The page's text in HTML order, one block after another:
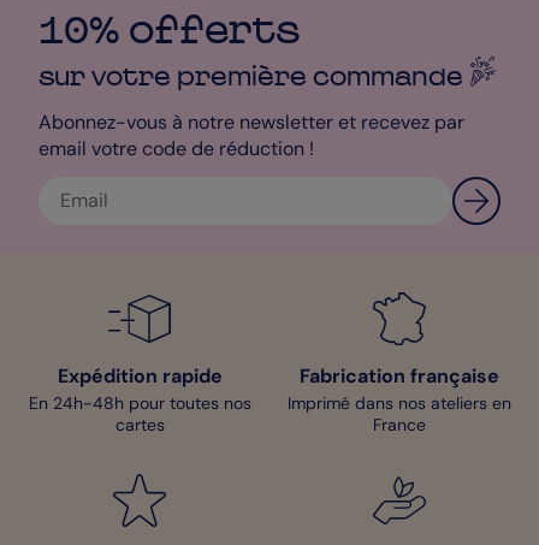
10% offerts
sur votre première commande
Abonnez-vous à notre newsletter et recevez par
email votre code de réduction !
Expédition rapide
En 24h-48h pour toutes nos
cartes
Fabrication française
Imprimé dans nos ateliers en
France